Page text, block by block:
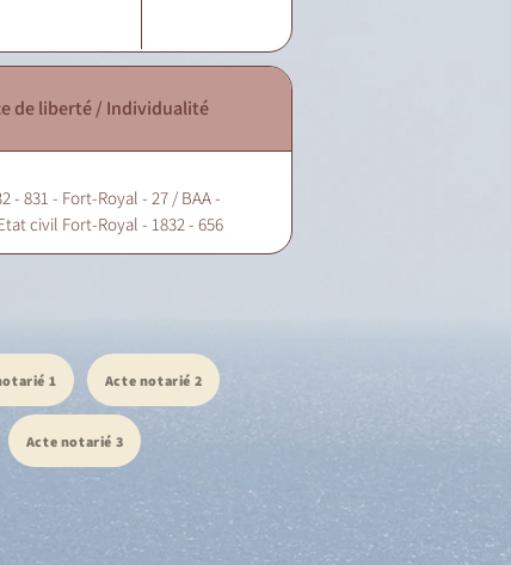
de liberté / Individualité
- 831 - Fort-Royal - 27 / BAA -
civil Fort-Royal - 1832 - 656
1 Acte notarié 2
Acte notarié 3